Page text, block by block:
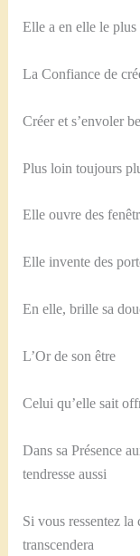
Elle a en elle le plus
La Confiance de
Créer et s’envoler
Plus loin toujours
Elle ouvre des
Elle invente des
En elle, brille sa
L’Or de son être
Celui qu’elle sait
Dans sa Présence
tendresse aussi
Si vous ressentez
transcendera